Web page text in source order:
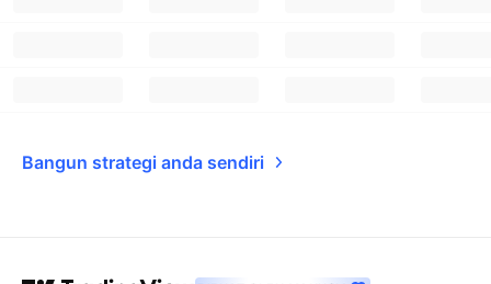
Bangun strategi anda sendiri